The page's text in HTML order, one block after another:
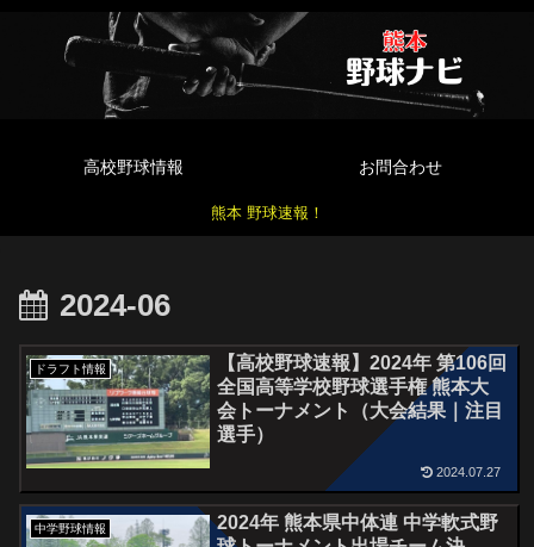
高校野球情報 お問合わせ
熊本 野球速報！
2024-06
ドラフト情報
【高校野球速報】2024年 第106回
全国高等学校野球選手権 熊本大
会トーナメント（大会結果｜注目
選手）
2024.07.27
中学野球情報
2024年 熊本県中体連 中学軟式野